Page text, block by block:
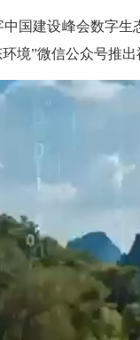
中国建设峰会数字生
环境”微信公众号推